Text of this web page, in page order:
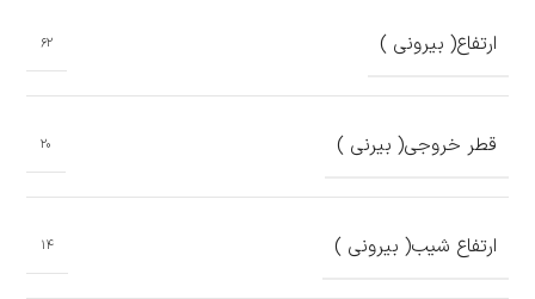
ارتفاع( بیرونی ) 62
قطر خروجی( بیرنی ) 20
ارتفاع شیب( بیرونی ) 14